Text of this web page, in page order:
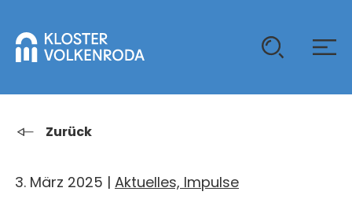
KLOSTER
ÜBER UNS
GAST SEIN
Zurück
3. März 2025 | Aktuelles, Impulse